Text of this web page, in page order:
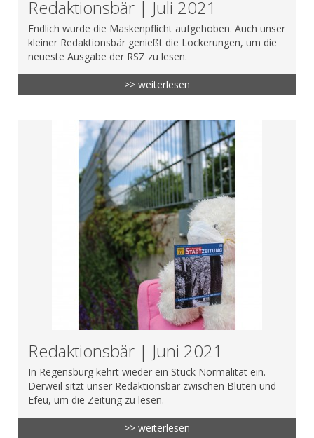
Redaktionsbär | Juli 2021
Endlich wurde die Maskenpflicht aufgehoben. Auch unser
kleiner Redaktionsbär genießt die Lockerungen, um die
neueste Ausgabe der RSZ zu lesen.
>> weiterlesen
Redaktionsbär | Juni 2021
In Regensburg kehrt wieder ein Stück Normalität ein.
Derweil sitzt unser Redaktionsbär zwischen Blüten und
Efeu, um die Zeitung zu lesen.
>> weiterlesen